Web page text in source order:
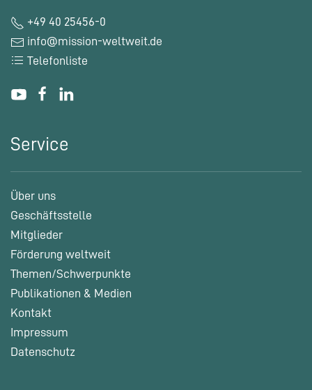
+49 40 25456-0
info@mission-weltweit.de
Telefonliste
Service
Über uns
Geschäftsstelle
Mitglieder
Förderung weltweit
Themen/Schwerpunkte
Publikationen & Medien
Kontakt
Impressum
Datenschutz